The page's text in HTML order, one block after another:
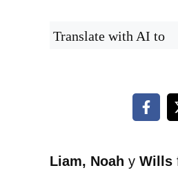
Translate with AI to
Liam, Noah y Wills